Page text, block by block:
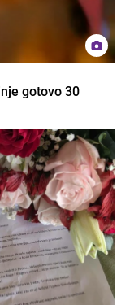
gotovo 30